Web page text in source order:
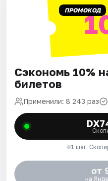
ПРОМОКОД
Сэкономь 10%
билетов
Применили: 8 243 раз
1 шаг.
от
на